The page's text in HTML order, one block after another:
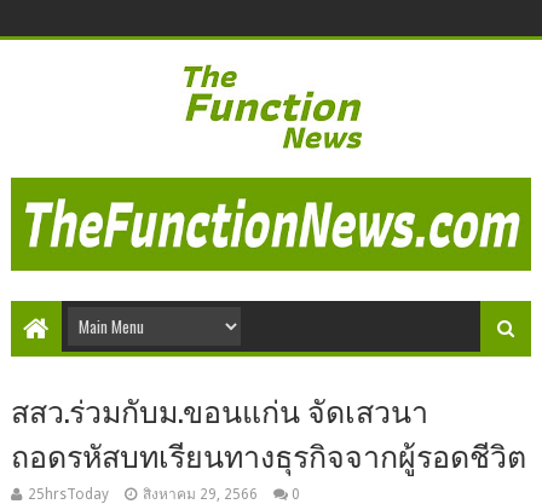
สสว.ร่วมกับม.ขอนแก่น จัดเสวนา
ถอดรหัสบทเรียนทางธุรกิจจากผู้รอดชีวิต
25hrsToday สิงหาคม 29, 2566 0